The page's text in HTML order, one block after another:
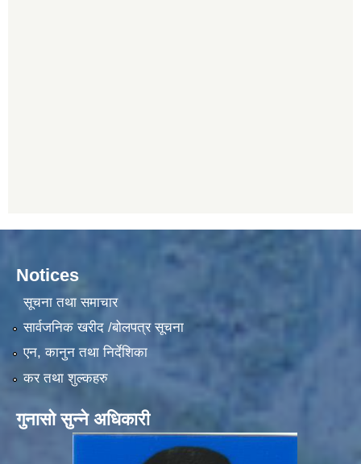
Notices
सूचना तथा समाचार
सार्वजनिक खरीद /बोलपत्र सूचना
एन, कानुन तथा निर्देशिका
कर तथा शुल्कहरु
गुनासो सुन्ने अधिकारी